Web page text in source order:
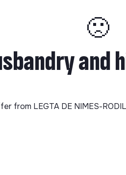
🙁
from LEGTA DE NIMES-